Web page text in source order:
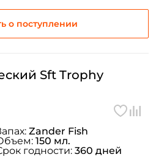
о поступлении
Sft Trophy
Zander Fish
150 мл.
годности: 360 дней